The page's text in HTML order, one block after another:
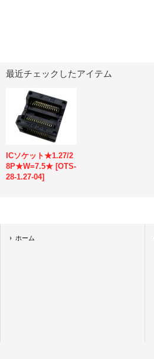
最近チェックしたアイテム
ICソケット★1.27/2
8P★W=7.5★ [OTS-
28-1.27-04]
ホーム